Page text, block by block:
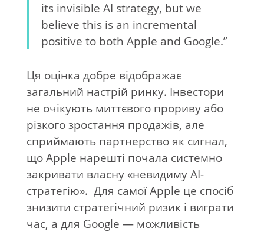
its invisible AI strategy, but we
believe this is an incremental
positive to both Apple and Google.”
Ця оцінка добре відображає
загальний настрій ринку. Інвестори
не очікують миттєвого прориву або
різкого зростання продажів, але
сприймають партнерство як сигнал,
що Apple нарешті почала системно
закривати власну «невидиму AI-
стратегію». Для самої Apple це спосіб
знизити стратегічний ризик і виграти
час, а для Google — можливість